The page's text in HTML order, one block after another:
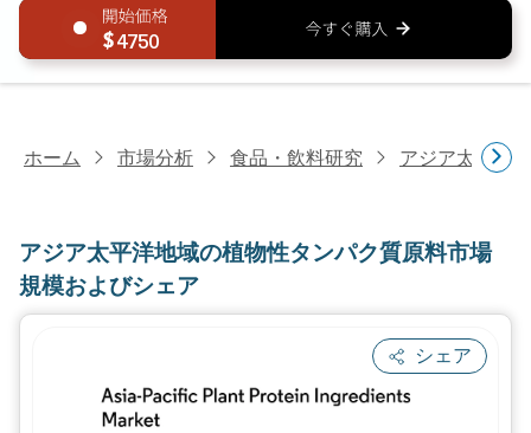
4750
ホーム 市場分析 食品・飲料研究 アジア太平洋
アジア太平洋地域の植物性タンパク質原料市場
規模およびシェア
シェア